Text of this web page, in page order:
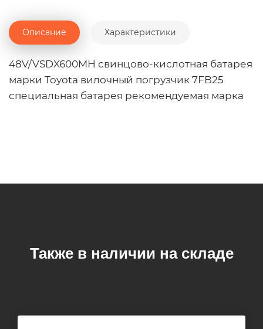
Описание Характеристики
48V/VSDX600MH свинцово-кислотная батарея
марки Toyota вилочный погрузчик 7FB25
специальная батарея рекомендуемая марка
Также в наличии на складе